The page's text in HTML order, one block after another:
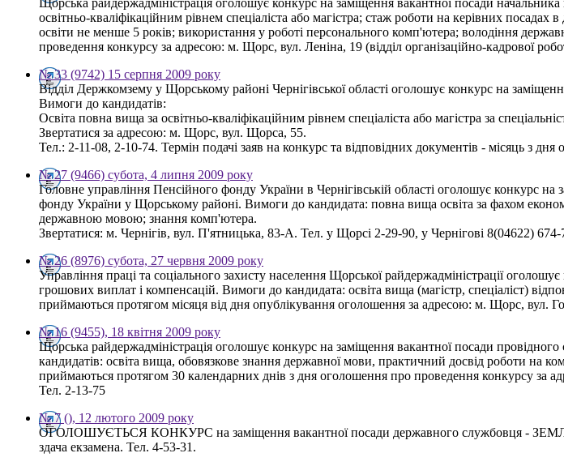
освітньо-кваліфікаційним рівнем спеціаліста або магістра; стаж роботи на керівних
освіти не менше 5 років; використання у роботі персонального комп'ютера; володіння
проведення конкурсу за адресою: м. Щорс, вул. Леніна, 19 (відділ організаційно-кадрової
№ 33 (9742) 15 серпня 2009 року
Відділ Держкомзему у Щорському районі Чернігівської області оголошує конкурс на заміщення
Вимоги до кандидатів:
Освіта повна вища за освітньо-кваліфікаційним рівнем спеціаліста або магістра за
Звертатися за адресою: м. Щорс, вул. Щорса, 55.
Тел.: 2-11-08, 2-10-74. Термін подачі заяв на конкурс та відповідних документів - місяць з
№ 27 (9466) субота, 4 липня 2009 року
Головне управління Пенсійного фонду України в Чернігівській області оголошує конкурс
фонду України у Щорському районі. Вимоги до кандидата: повна вища освіта за фахом
державною мовою; знання комп'ютера.
Звертатися: м. Чернігів, вул. П'ятницька, 83-А. Тел. у Щорсі 2-29-90, у Чернігові 8(04622) 674-
№ 26 (8976) субота, 27 червня 2009 року
Управління праці та соціального захисту населення Щорської райдержадміністрації
грошових виплат і компенсацій. Вимоги до кандидата: освіта вища (магістр, спеціаліст)
приймаються протягом місяця від дня опублікування оголошення за адресою: м. Щорс, вул.
№ 16 (9455), 18 квітня 2009 року
Щорська райдержадміністрація оголошує конкурс на заміщення вакантної посади
кандидатів: освіта вища, обовязкове знання державної мови, практичний досвід роботи на
приймаються протягом 30 календарних днів з дня оголошення про проведення конкурсу за
Тел. 2-13-75
№ 7 (), 12 лютого 2009 року
ОГОЛОШУЄТЬСЯ КОНКУРС на заміщення вакантної посади державного службовця -
здача екзамена. Тел. 4-53-31.